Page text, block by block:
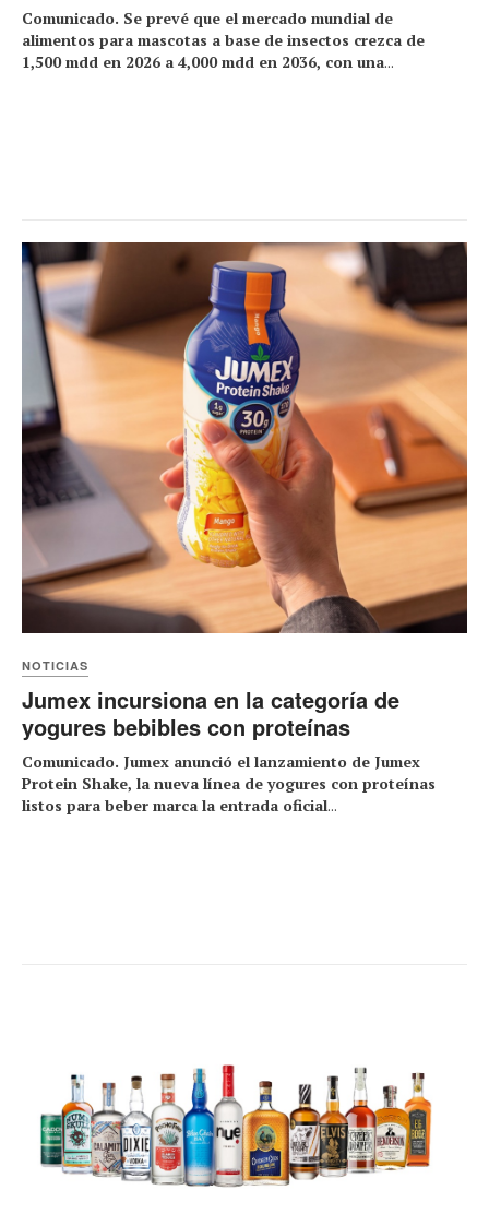
Comunicado. Se prevé que el mercado mundial de
alimentos para mascotas a base de insectos crezca de
1,500 mdd en 2026 a 4,000 mdd en 2036, con una...
NOTICIAS
Jumex incursiona en la categoría de
yogures bebibles con proteínas
Comunicado. Jumex anunció el lanzamiento de Jumex
Protein Shake, la nueva línea de yogures con proteínas
listos para beber marca la entrada oficial...